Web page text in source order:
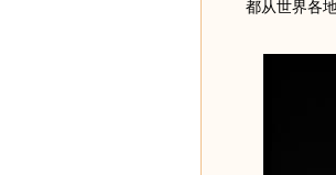
都从世界各